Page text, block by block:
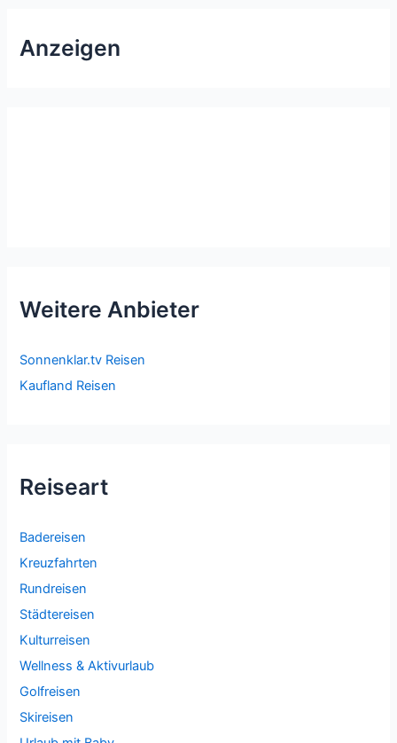
Anzeigen
Weitere Anbieter
Sonnenklar.tv Reisen
Kaufland Reisen
Reiseart
Badereisen
Kreuzfahrten
Rundreisen
Städtereisen
Kulturreisen
Wellness & Aktivurlaub
Golfreisen
Skireisen